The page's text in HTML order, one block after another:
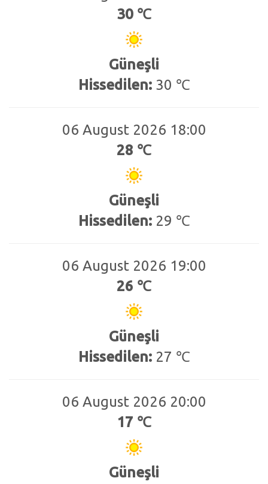
30 ℃
Güneşli
Hissedilen:30 ℃
06 August 2026 18:00
28 ℃
Güneşli
Hissedilen:29 ℃
06 August 2026 19:00
26 ℃
Güneşli
Hissedilen:27 ℃
06 August 2026 20:00
17 ℃
Güneşli